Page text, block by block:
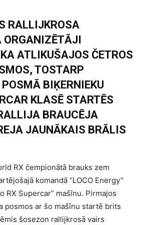
RALLIJKROSA
ATLIKUŠAJOS ČETROS
TOSTARP
BIĶERNIEKU
KLASĒ STARTĒS
BRAUCĒJA
JAUNĀKAIS BRĀLIS
RX čempionātā brauks zem
komandā “LOCO Energy”
RX Supercar” mašīnu. Pirmajos
posmos ar šo mašīnu startē brits
šosezon rallijkrosā vairs